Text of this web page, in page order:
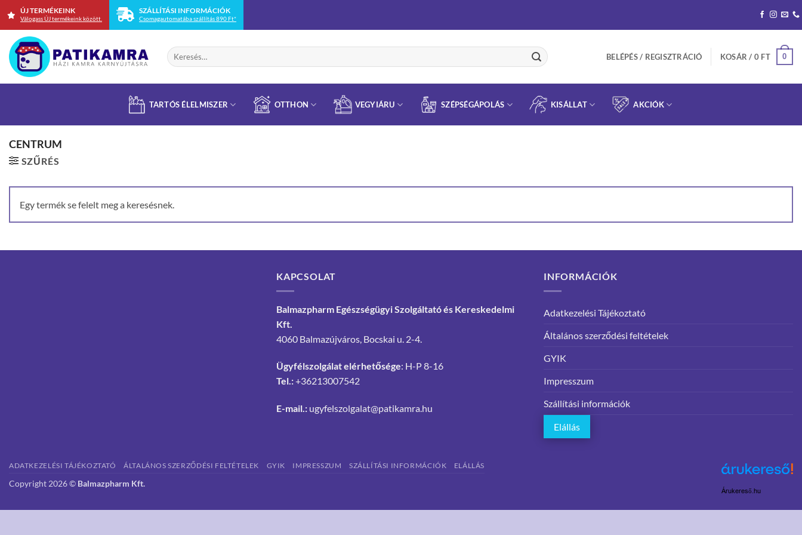
content
ÚJ TERMÉKEINK
Válogass ÚJ termékeink között.
SZÁLLÍTÁSI INFORMÁCIÓK
Csomagautomatába szállítás 890 Ft*
Keresés
a
BELÉPÉS / REGISZTRÁCIÓ KOSÁR / 0 FT 0
TARTÓS ÉLELMISZER OTTHON VEGYIÁRU SZÉPSÉGÁPOLÁS KISÁLLAT AKCIÓK
CENTRUM
SZŰRÉS
Egy termék se felelt meg a keresésnek.
KAPCSOLAT
Balmazpharm Egészségügyi Szolgáltató és Kereskedelmi
Kft.
4060 Balmazújváros, Bocskai u. 2-4.
Ügyfélszolgálat elérhetősége: H-P 8-16
Tel.:+36213007542
E-mail.: ugyfelszolgalat@patikamra.hu
INFORMÁCIÓK
Adatkezelési Tájékoztató
Általános szerződési feltételek
GYIK
Impresszum
Szállítási információk
Elállás
Árukereső.hu
ADATKEZELÉSI TÁJÉKOZTATÓ ÁLTALÁNOS SZERZŐDÉSI FELTÉTELEK GYIK IMPRESSZUM SZÁLLÍTÁSI INFORMÁCIÓK ELÁLLÁS
Copyright 2026 © Balmazpharm Kft.